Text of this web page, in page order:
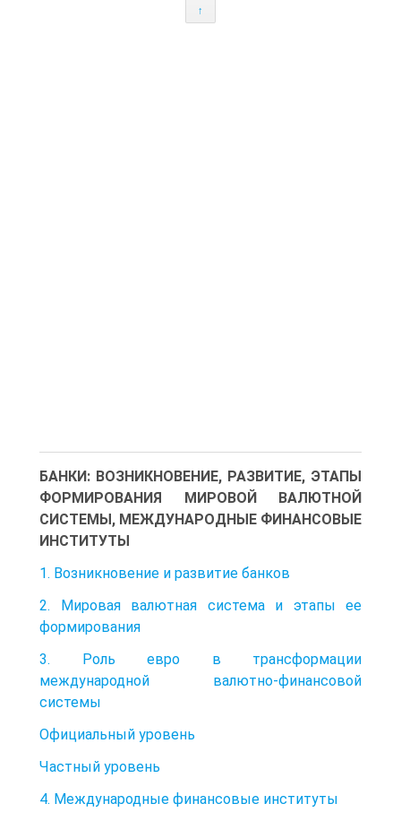
↑
БАНКИ: ВОЗНИКНОВЕНИЕ, РАЗВИТИЕ, ЭТАПЫ
ФОРМИРОВАНИЯ МИРОВОЙ ВАЛЮТНОЙ
СИСТЕМЫ, МЕЖДУНАРОДНЫЕ ФИНАНСОВЫЕ
ИНСТИТУТЫ
1. Возникновение и развитие банков
2. Мировая валютная система и этапы ее
формирования
3. Роль евро в трансформации
международной валютно-финансовой
системы
Официальный уровень
Частный уровень
4. Международные финансовые институты